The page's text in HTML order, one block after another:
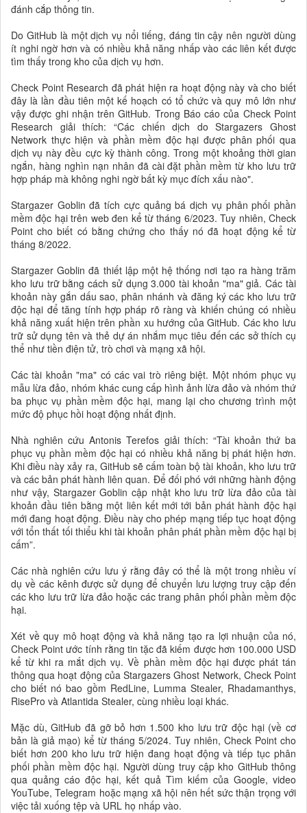
đánh cắp thông tin.
Do GitHub là một dịch vụ nổi tiếng, đáng tin cậy nên người dùng
ít nghi ngờ hơn và có nhiều khả năng nhấp vào các liên kết được
tìm thấy trong kho của dịch vụ hơn.
Check Point Research đã phát hiện ra hoạt động này và cho biết
đây là lần đầu tiên một kế hoạch có tổ chức và quy mô lớn như
vậy được ghi nhận trên GitHub. Trong Báo cáo của Check Point
Research giải thích: “Các chiến dịch do Stargazers Ghost
Network thực hiện và phần mềm độc hại được phân phối qua
dịch vụ này đều cực kỳ thành công. Trong một khoảng thời gian
ngắn, hàng nghìn nạn nhân đã cài đặt phần mềm từ kho lưu trữ
hợp pháp mà không nghi ngờ bất kỳ mục đích xấu nào".
Stargazer Goblin đã tích cực quảng bá dịch vụ phân phối phần
mềm độc hại trên web đen kể từ tháng 6/2023. Tuy nhiên, Check
Point cho biết có bằng chứng cho thấy nó đã hoạt động kể từ
tháng 8/2022.
Stargazer Goblin đã thiết lập một hệ thống nơi tạo ra hàng trăm
kho lưu trữ bằng cách sử dụng 3.000 tài khoản "ma" giả. Các tài
khoản này gắn dấu sao, phân nhánh và đăng ký các kho lưu trữ
độc hại để tăng tính hợp pháp rõ ràng và khiến chúng có nhiều
khả năng xuất hiện trên phần xu hướng của GitHub. Các kho lưu
trữ sử dụng tên và thẻ dự án nhắm mục tiêu đến các sở thích cụ
thể như tiền điện tử, trò chơi và mạng xã hội.
Các tài khoản "ma" có các vai trò riêng biệt. Một nhóm phục vụ
mẫu lừa đảo, nhóm khác cung cấp hình ảnh lừa đảo và nhóm thứ
ba phục vụ phần mềm độc hại, mang lại cho chương trình một
mức độ phục hồi hoạt động nhất định.
Nhà nghiên cứu Antonis Terefos giải thích: “Tài khoản thứ ba
phục vụ phần mềm độc hại có nhiều khả năng bị phát hiện hơn.
Khi điều này xảy ra, GitHub sẽ cấm toàn bộ tài khoản, kho lưu trữ
và các bản phát hành liên quan. Để đối phó với những hành động
như vậy, Stargazer Goblin cập nhật kho lưu trữ lừa đảo của tài
khoản đầu tiên bằng một liên kết mới tới bản phát hành độc hại
mới đang hoạt động. Điều này cho phép mạng tiếp tục hoạt động
với tổn thất tối thiểu khi tài khoản phân phát phần mềm độc hại bị
cấm”.
Các nhà nghiên cứu lưu ý rằng đây có thể là một trong nhiều ví
dụ về các kênh được sử dụng để chuyển lưu lượng truy cập đến
các kho lưu trữ lừa đảo hoặc các trang phân phối phần mềm độc
hại.
Xét về quy mô hoạt động và khả năng tạo ra lợi nhuận của nó,
Check Point ước tính rằng tin tặc đã kiếm được hơn 100.000 USD
kể từ khi ra mắt dịch vụ. Về phần mềm độc hại được phát tán
thông qua hoạt động của Stargazers Ghost Network, Check Point
cho biết nó bao gồm RedLine, Lumma Stealer, Rhadamanthys,
RisePro và Atlantida Stealer, cùng nhiều loại khác.
Mặc dù, GitHub đã gỡ bỏ hơn 1.500 kho lưu trữ độc hại (về cơ
bản là giả mạo) kể từ tháng 5/2024. Tuy nhiên, Check Point cho
biết hơn 200 kho lưu trữ hiện đang hoạt động và tiếp tục phân
phối phần mềm độc hại. Người dùng truy cập kho GitHub thông
qua quảng cáo độc hại, kết quả Tìm kiếm của Google, video
YouTube, Telegram hoặc mạng xã hội nên hết sức thận trọng với
việc tải xuống tệp và URL họ nhấp vào.